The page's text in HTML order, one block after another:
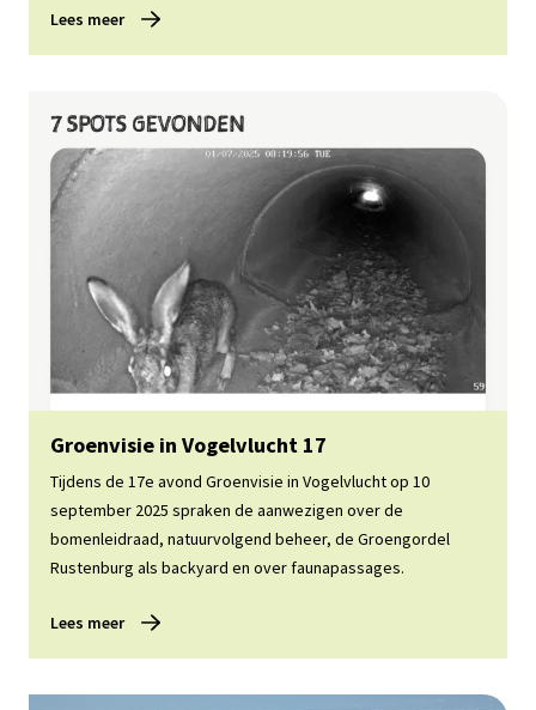
Lees meer
Lees meer
Groenvisie in Vogelvlucht 17
Tijdens de 17e avond Groenvisie in Vogelvlucht op 10
september 2025 spraken de aanwezigen over de
bomenleidraad, natuurvolgend beheer, de Groengordel
Rustenburg als backyard en over faunapassages.
Lees meer